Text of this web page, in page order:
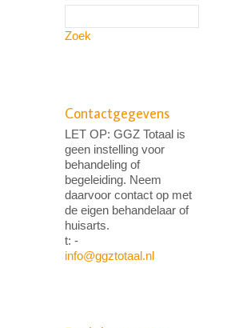
Zoek
Contactgegevens
LET OP: GGZ Totaal is
geen instelling voor
behandeling of
begeleiding. Neem
daarvoor contact op met
de eigen behandelaar of
huisarts.
t: -
info@ggztotaal.nl